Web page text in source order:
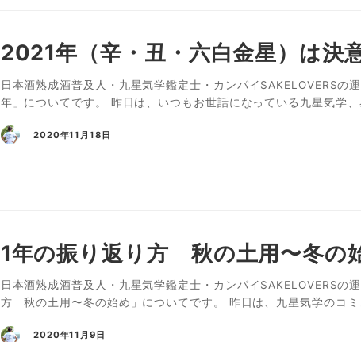
2021年（辛・丑・六白金星）は決
日本酒熟成酒普及人・九星気学鑑定士・カンパイSAKELOVERS
年」についてです。 昨日は、いつもお世話になっている九星気学
2020年11月18日
1年の振り返り方 秋の土用〜冬の
日本酒熟成酒普及人・九星気学鑑定士・カンパイSAKELOVERSの
方 秋の土用〜冬の始め」についてです。 昨日は、九星気学のコ
2020年11月9日